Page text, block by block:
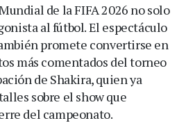
de la FIFA 2026 no solo
al fútbol. El espectáculo
promete convertirse en
más comentados del torneo
de Shakira, quien ya
sobre el show que
del campeonato.